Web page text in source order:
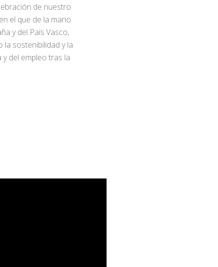
de nuestro
el que de la mano
y del País Vasco,
la sostenibilidad y la
del empleo tras la